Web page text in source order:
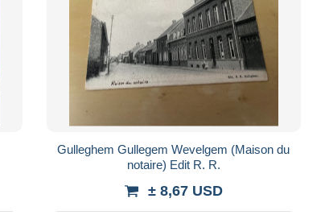
Gulleghem Gullegem Wevelgem (Maison du
notaire) Edit R. R.
± 8,67 USD